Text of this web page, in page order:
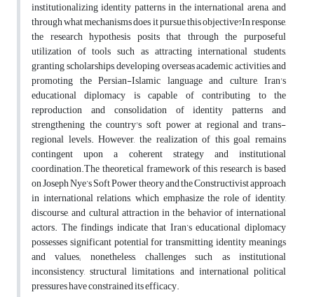
institutionalizing identity patterns in the international arena, and
through what mechanisms does it pursue this objective?In response,
the research hypothesis posits that through the purposeful
utilization of tools such as attracting international students,
granting scholarships, developing overseas academic activities, and
promoting the Persian-Islamic language and culture, Iran's
educational diplomacy is capable of contributing to the
reproduction and consolidation of identity patterns and
strengthening the country's soft power at regional and trans-
regional levels. However, the realization of this goal remains
contingent upon a coherent strategy and institutional
coordination.The theoretical framework of this research is based
on Joseph Nye’s Soft Power theory and the Constructivist approach
in international relations, which emphasize the role of identity,
discourse, and cultural attraction in the behavior of international
actors. The findings indicate that Iran’s educational diplomacy
possesses significant potential for transmitting identity meanings
and values; nonetheless, challenges such as institutional
inconsistency, structural limitations, and international political
pressures have constrained its efficacy.